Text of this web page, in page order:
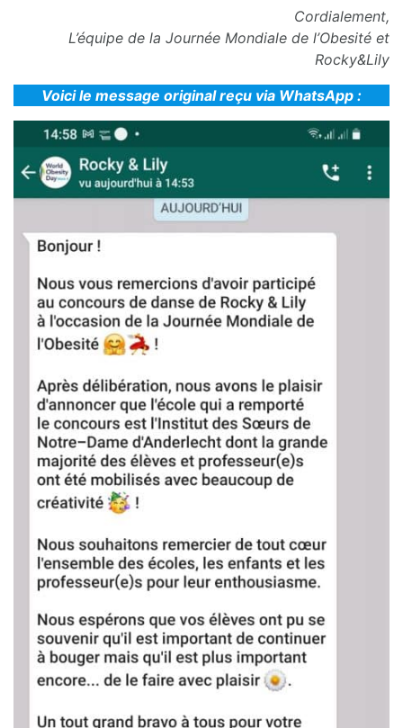
Cordialement,
L’équipe de la Journée Mondiale de l’Obesité et
Rocky&Lily
Voici le message original reçu via WhatsApp :